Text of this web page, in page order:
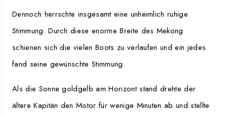
Dennoch herrschte insgesamt eine unheimlich ruhige
Stimmung. Durch diese enorme Breite des Mekong
schienen sich die vielen Boots zu verlaufen und ein jedes
fand seine gewünschte Stimmung.
Als die Sonne goldgelb am Horizont stand drehte der
ältere Kapitän den Motor für wenige Minuten ab und stellte